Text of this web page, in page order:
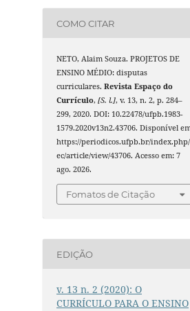
COMO CITAR
NETO, Alaim Souza. PROJETOS DE
ENSINO MÉDIO: disputas
curriculares.Revista Espaço do
Currículo,[S. l.], v. 13, n. 2, p. 284–
299, 2020. DOI: 10.22478/ufpb.1983-
1579.2020v13n2.43706. Disponível
https://periodicos.ufpb.br/
ec/article/view/43706. Acesso em: 7
ago. 2026.
Fomatos de Citação
EDIÇÃO
v. 13 n. 2 (2020): O
CURRÍCULO PARA O ENSINO